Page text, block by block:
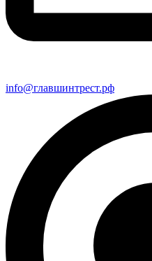
info@главшинтрест.рф